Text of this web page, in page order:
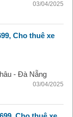
03/04/2025
Cho thuê xe
- Đà Nẵng
03/04/2025